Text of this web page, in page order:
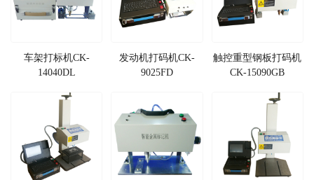
车架打标机CK-
14040DL
发动机打码机CK-
9025FD
触控重型钢板打码机
CK-15090GB